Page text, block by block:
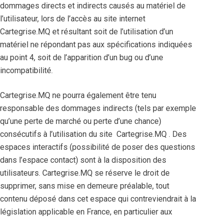
dommages directs et indirects causés au matériel de
l’utilisateur, lors de l’accès au site internet
Cartegrise.MQ et résultant soit de l’utilisation d’un
matériel ne répondant pas aux spécifications indiquées
au point 4, soit de l’apparition d’un bug ou d’une
incompatibilité.
Cartegrise.MQ ne pourra également être tenu
responsable des dommages indirects (tels par exemple
qu’une perte de marché ou perte d’une chance)
consécutifs à l’utilisation du site Cartegrise.MQ . Des
espaces interactifs (possibilité de poser des questions
dans l’espace contact) sont à la disposition des
utilisateurs. Cartegrise.MQ se réserve le droit de
supprimer, sans mise en demeure préalable, tout
contenu déposé dans cet espace qui contreviendrait à la
législation applicable en France, en particulier aux